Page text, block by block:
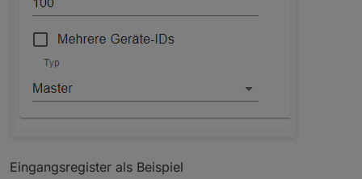
Eingangsregister als Beispiel